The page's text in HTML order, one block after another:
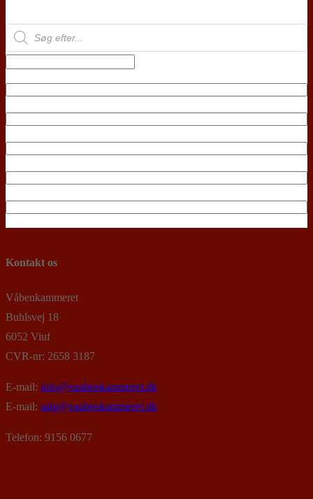
Products
search
Kontakt os
Våbenkammeret
Buhlsvej 18
6052 Viuf
CVR-nr: 2658 3187
E-mail: info@vaabenkammeret.dk
E-mail: salg@vaabenkammeret.dk
Telefon: 9156 0677